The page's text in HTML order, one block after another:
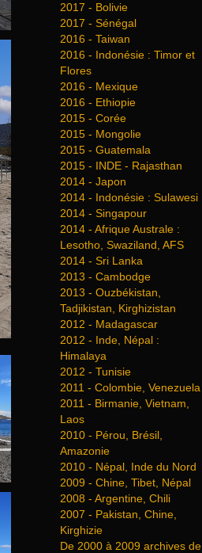
2017 - Bolivie
2017 - Sénégal
2016 - Taiwan
2016 - Indonésie : Timor et
Flores
2016 - Mexique
2016 - Ethiopie
2015 - Corée
2015 - Mongolie
2015 - Guatemala
2015 - INDE - Rajasthan
2014 - Japon
2014 - Indonésie : Sulawesi
2014 - Singapour
2014 - Afrique Australe :
Lesotho, Swaziland, AFS
2014 - Sri Lanka
2013 - Cambodge
2013 - Ouzbékistan,
Tadjikistan, Kirghizistan
2012 - Madagascar
2012 - Inde, Népal :
Himalaya
2012 - Tunisie
2011 - Colombie, Venezuela
2011 - Birmanie, Vietnam,
Laos
2010 - Pérou, Brésil,
Amazonie
2010 - Népal, Inde du Nord
2009 - Chine, Tibet, Népal
2008 - Argentine, Chili
2007 - Pakistan, Chine,
Kirghizie
De 2000 à 2009 archives de